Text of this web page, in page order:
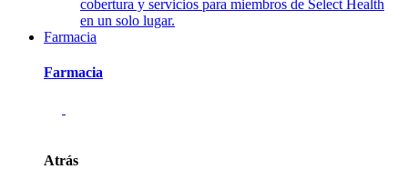
cobertura y servicios para miembros de Select Health
en un solo lugar.
Farmacia
Farmacia
Atrás